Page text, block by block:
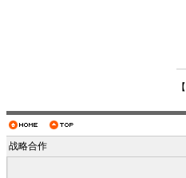
【
战略合作